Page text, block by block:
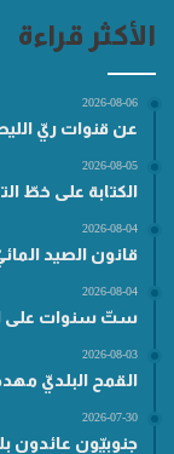
الأكثر قراءة
2026-08-06
عن قنوات ريّ
2026-08-05
الكتابة على خطّ
2026-08-04
قانون الصيد
2026-08-04
ستّ سنوات على
2026-08-03
القمح البلديّ
2026-07-30
جنوبيّون عائدون